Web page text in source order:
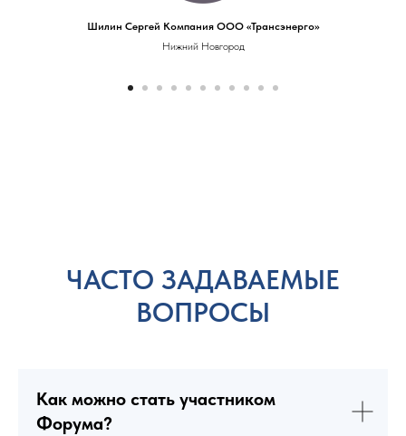
Шилин Сергей Компания ООО «Трансэнерго»
Нижний Новгород
ЧАСТО ЗАДАВАЕМЫЕ
ВОПРОСЫ
Как можно стать участником
Форума?